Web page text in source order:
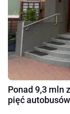
Ponad 9,3 mln
pięć